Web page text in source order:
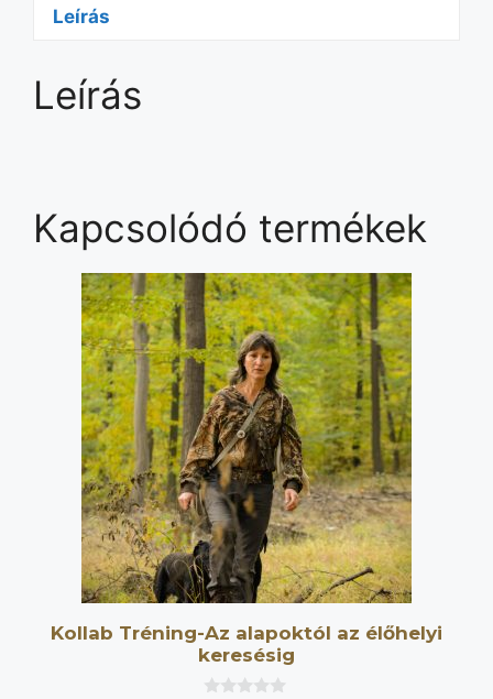
Leírás
Leírás
Kapcsolódó termékek
Kollab Tréning-Az alapoktól az élőhelyi
keresésig